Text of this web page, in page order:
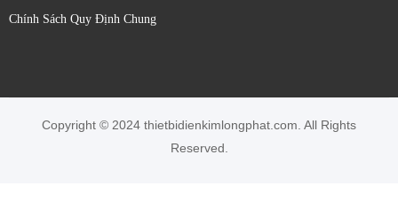
Chính Sách Quy Định Chung
Copyright © 2024 thietbidienkimlongphat.com. All Rights
Reserved.